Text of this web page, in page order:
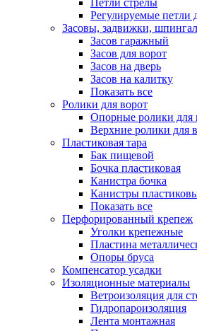
Регулируемые петли
Засовы, задвижки,
Засов гаражный
Засов для ворот
Засов на дверь
Засов на калитку
Показать все
Ролики для ворот
Опорные ролики для
Верхние ролики для
Пластиковая тара
Бак пищевой
Бочка пластиковая
Канистра бочка
Канистры
Показать все
Перфорированный крепеж
Уголки крепежные
Пластина
Опоры бруса
Компенсатор усадки
Изоляционные материалы
Ветроизоляция для
Гидропароизоляция
Лента монтажная